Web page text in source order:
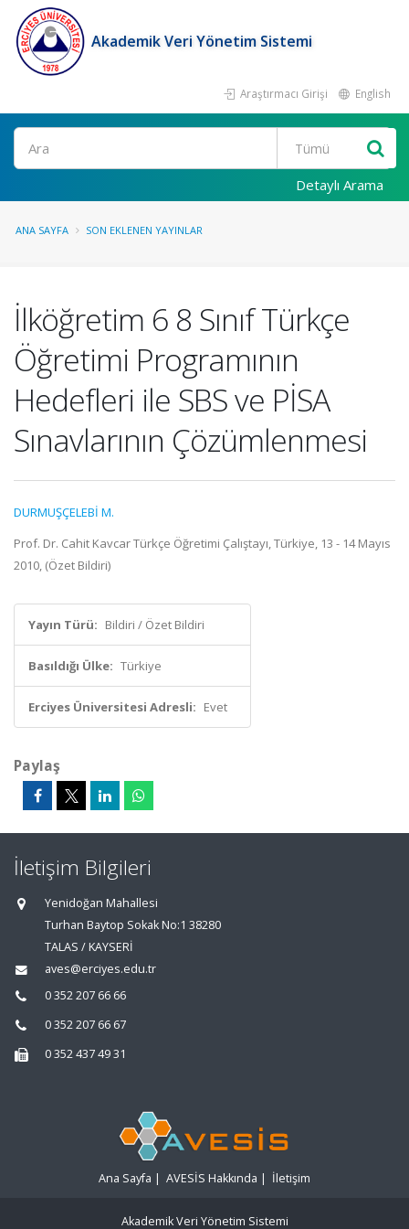
Akademik Veri Yönetim Sistemi
Araştırmacı Girişi English
Ara
Detaylı Arama
ANA SAYFA SON EKLENEN YAYINLAR
İlköğretim 6 8 Sınıf Türkçe
Öğretimi Programının
Hedefleri ile SBS ve PİSA
Sınavlarının Çözümlenmesi
DURMUŞÇELEBİ M.
Prof. Dr. Cahit Kavcar Türkçe Öğretimi Çalıştayı, Türkiye, 13 - 14 Mayıs
2010, (Özet Bildiri)
Yayın Türü: Bildiri / Özet Bildiri
Basıldığı Ülke: Türkiye
Erciyes Üniversitesi Adresli: Evet
Paylaş
İletişim Bilgileri
Yenidoğan Mahallesi
Turhan Baytop Sokak No:1 38280
TALAS / KAYSERİ
aves@erciyes.edu.tr
0 352 207 66 66
0 352 207 66 67
0 352 437 49 31
Ana Sayfa | AVESİS Hakkında | İletişim
Akademik Veri Yönetim Sistemi